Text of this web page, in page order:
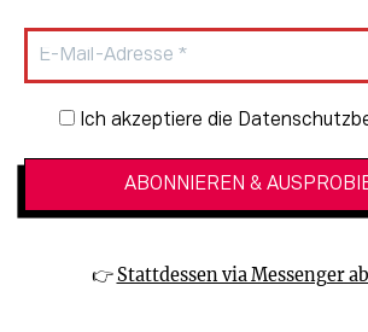
Newsletter-Anmeldung
Ich akzeptiere die
👉 Stattdessen via Messenger
HAMBURG PUR
🔗 Kinoprogramm